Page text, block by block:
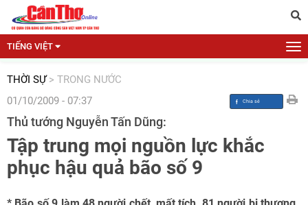
TIẾNG VIỆT
THỜI SỰ > TRONG NƯỚC
01/10/2009 - 07:37
Thủ tướng Nguyễn Tấn Dũng:
Tập trung mọi nguồn lực khắc
phục hậu quả bão số 9